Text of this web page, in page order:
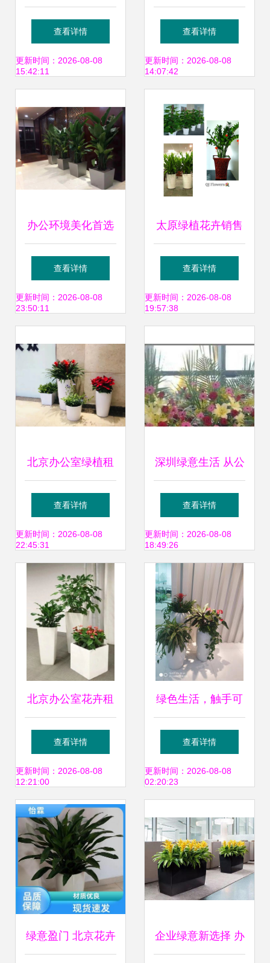
卉租借业务精选推
荐
查看详情
更新时间：2026-08-08
15:42:11
租赁让家居与办公
空间焕发新生
查看详情
更新时间：2026-08-08
14:07:42
办公环境美化首选
虹口区开业绿植花
卉租赁养护服务
查看详情
更新时间：2026-08-08
23:50:11
太原绿植花卉销售
租赁 打造酒店与办
公室的绿色空间
查看详情
更新时间：2026-08-08
19:57:38
北京办公室绿植租
赁 盆栽植物出租与
批发租摆全面指南
查看详情
更新时间：2026-08-08
22:45:31
深圳绿意生活 从公
司租花到室内租赁
的全方位指南
查看详情
更新时间：2026-08-08
18:49:26
北京办公室花卉租
摆指南 朝阳区京广
桥绿植租赁全攻略
查看详情
更新时间：2026-08-08
12:21:00
绿色生活，触手可
及 花卉绿植租借的
全方位指南
查看详情
更新时间：2026-08-08
02:20:23
绿意盈门 北京花卉 企业绿意新选择 办